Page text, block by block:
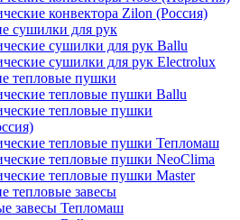
конвектора Zilon (Россия)
сушилки для рук
сушилки для рук Ballu
сушилки для рук Electrolux
тепловые пушки
тепловые пушки Ballu
тепловые пушки
тепловые пушки Тепломаш
тепловые пушки NeoClima
тепловые пушки Master
тепловые завесы
завесы Тепломаш